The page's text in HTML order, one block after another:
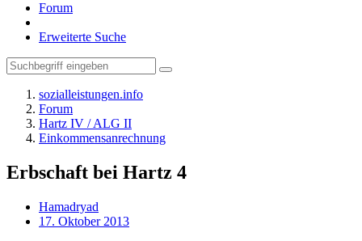
Forum
Erweiterte Suche
sozialleistungen.info
Forum
Hartz IV / ALG II
Einkommensanrechnung
Erbschaft bei Hartz 4
Hamadryad
17. Oktober 2013